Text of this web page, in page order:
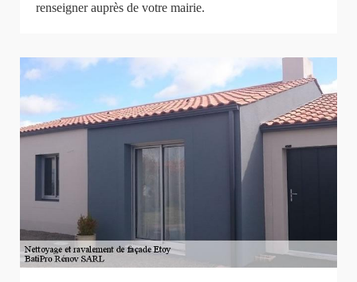
renseigner auprès de votre mairie.